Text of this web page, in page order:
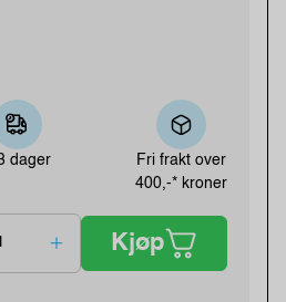
dager
Fri frakt over
400,-* kroner
Kjøp